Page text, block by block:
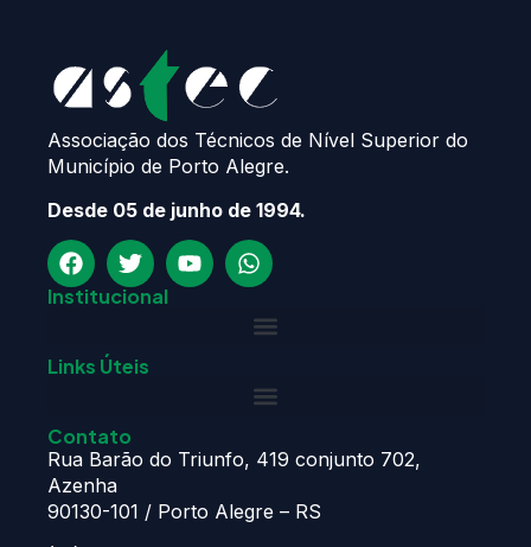
Associação dos Técnicos de Nível Superior do
Município de Porto Alegre.
Desde 05 de junho de 1994.
Institucional
Links Úteis
Contato
Rua Barão do Triunfo, 419 conjunto 702,
Azenha
90130-101 / Porto Alegre – RS